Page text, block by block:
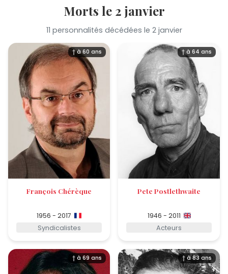
Morts le 2 janvier
11 personnalités décédées le 2 janvier
† à 60 ans
François Chérèque
1956 - 2017
Syndicalistes
† à 64 ans
Pete Postlethwaite
1946 - 2011
Acteurs
† à 69 ans † à 83 ans